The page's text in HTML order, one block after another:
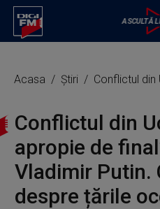
Acasa Știri Conflictul din Ucraina „se
Conflictul din
apropie de
Vladimir Putin.
despre țările